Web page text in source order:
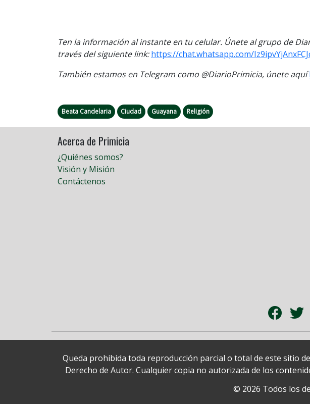
Ten la información al instante en tu celular. Únete al grupo de
través del siguiente link:https://chat.whatsapp.com/
También estamos en Telegram como @DiarioPrimicia, únete aquí
Beata Candelaria Ciudad Guayana Religión
Acerca de Primicia
¿Quiénes somos?
Visión y Misión
Contáctenos
Queda prohibida toda reproducción parcial o total de este sitio
Derecho de Autor. Cualquier copia no autorizada de los
© 2026 Todos los